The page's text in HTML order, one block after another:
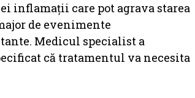
inflamații care pot agrava starea
de evenimente
Medicul specialist a
că tratamentul va necesita